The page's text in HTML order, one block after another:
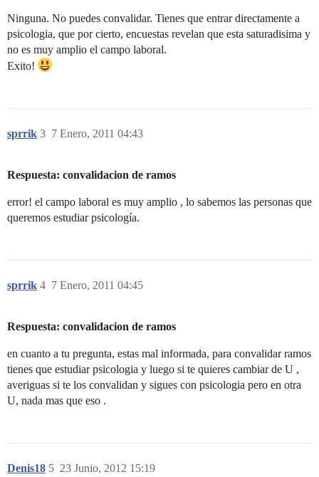
Ninguna. No puedes convalidar. Tienes que entrar directamente a
psicologia, que por cierto, encuestas revelan que esta saturadisima y
no es muy amplio el campo laboral.
Exito!
sprrik 7 Enero, 2011 04:43
3
Respuesta: convalidacion de ramos
error! el campo laboral es muy amplio , lo sabemos las personas que
queremos estudiar psicología.
sprrik 7 Enero, 2011 04:45
4
Respuesta: convalidacion de ramos
en cuanto a tu pregunta, estas mal informada, para convalidar ramos
tienes que estudiar psicologia y luego si te quieres cambiar de U ,
averiguas si te los convalidan y sigues con psicologia pero en otra
U, nada mas que eso .
Denis18 23 Junio, 2012 15:19
5